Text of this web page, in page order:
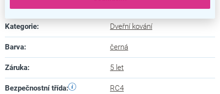
Doplňkové parametry
Kategorie: Dveřní kování
Barva: černá
Záruka: 5 let
Bezpečnostní třída: RC4